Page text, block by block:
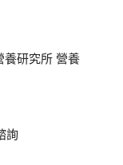
養研究所 營養
詢